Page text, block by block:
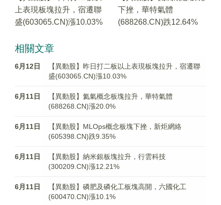
上表現板塊拉升，宿遷聯
盛(603065.CN)漲10.03%
下挫，華特氣體
(688268.CN)跌12.64%
相關文章
6月12日
【異動股】昨日打二板以上表現板塊拉升，宿遷聯
盛(603065.CN)漲10.03%
6月11日
【異動股】氦氣概念板塊拉升，華特氣體
(688268.CN)漲20.0%
6月11日
【異動股】MLOps概念板塊下挫，新炬網絡
(605398.CN)跌9.35%
6月11日
【異動股】納米銀板塊拉升，行雲科技
(300209.CN)漲12.21%
6月11日
【異動股】磷肥及磷化工板塊高開，六國化工
(600470.CN)漲10.1%